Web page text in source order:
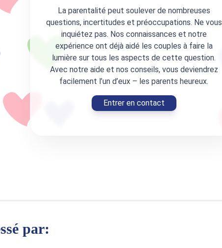
La parentalité peut soulever de nombreuses
questions, incertitudes et préoccupations. Ne vous
inquiétez pas. Nos connaissances et notre
expérience ont déjà aidé les couples à faire la
lumière sur tous les aspects de cette question.
Avec notre aide et nos conseils, vous deviendrez
facilement l’un d’eux – les parents heureux.
Entrer en contact
par: